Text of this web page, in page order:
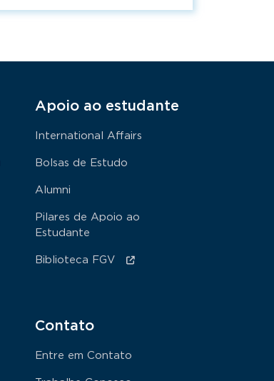
Apoio ao estudante
International Affairs
Bolsas de Estudo
Alumni
Pilares de Apoio ao
Estudante
Biblioteca FGV
Contato
Entre em Contato